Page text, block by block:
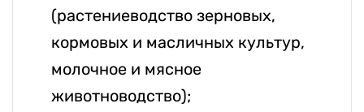
(растениеводство зерновых,
кормовых и масличных культур,
молочное и мясное
животноводство);